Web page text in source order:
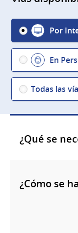
Por
En
Todas las
¿Qué se
¿Cómo se